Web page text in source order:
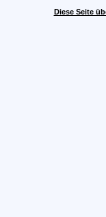
Diese Seite